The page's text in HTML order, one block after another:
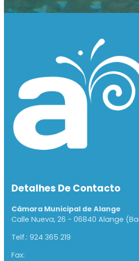
Detalhes De Contacto
Câmara Municipal de Alange
Calle Nueva, 26 - 06840 Alange
Telf.: 924 365 219
Fax: